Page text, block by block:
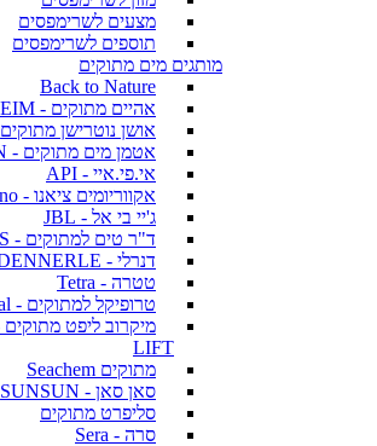
מצעים לשרימפסים
תוספים לשרימפסים
מותגים מים מתוקים
Back to Nature
אהיים מתוקים - EHEIM
אושן נוטרישן מתוקים
אטמן מים מתוקים - ATMAN
אי.פי.איי - API
אקווריומים ציאנו - Ciano
ג'יי בי אל - JBL
ד"ר טים למתוקים - DR. TIM'S
דנרלי - DENNERLE
טטרה - Tetra
טרופיקל למתוקים - Tropical
LIFT
מתוקים Seachem
סאן סאן - SUNSUN
סליפרט מתוקים
סרה - Sera